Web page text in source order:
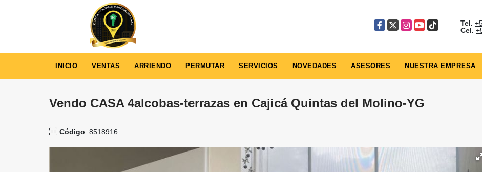
Facebook
X Instagram
YouTube
TikTok Tel.
Cel.
INICIO VENTAS ARRIENDO PERMUTAR SERVICIOS NOVEDADES ASESORES NUESTRA EMPRESA
Vendo CASA 4alcobas-terrazas en Cajicá Quintas del Molino-YG
Código: 8518916